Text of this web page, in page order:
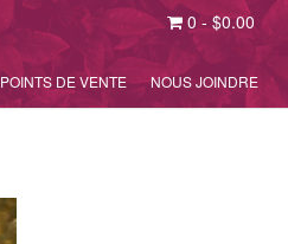
0 -$0.00
POINTS DE VENTE NOUS JOINDRE